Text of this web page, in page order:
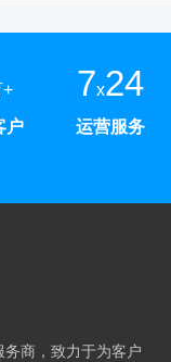
户
7x24
运营服务
商，致力于为客户